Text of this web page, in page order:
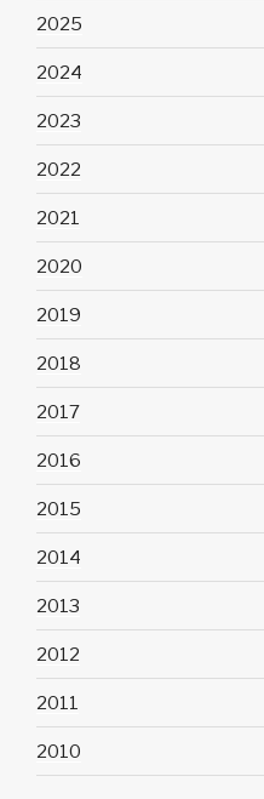
2025
2024
2023
2022
2021
2020
2019
2018
2017
2016
2015
2014
2013
2012
2011
2010